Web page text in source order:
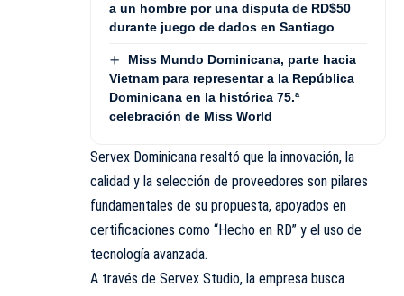
a un hombre por una disputa de RD$50
durante juego de dados en Santiago
Miss Mundo Dominicana, parte hacia
Vietnam para representar a la República
Dominicana en la histórica 75.ª
celebración de Miss World
Servex Dominicana resaltó que la innovación, la
calidad y la selección de proveedores son pilares
fundamentales de su propuesta, apoyados en
certificaciones como “Hecho en RD” y el uso de
tecnología avanzada.
A través de Servex Studio, la empresa busca